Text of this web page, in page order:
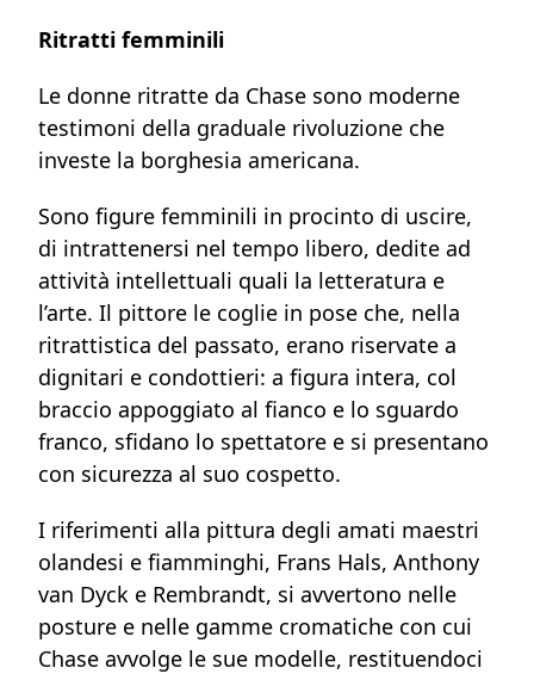
Ritratti femminili
Le donne ritratte da Chase sono moderne
testimoni della graduale rivoluzione che
investe la borghesia americana.
Sono figure femminili in procinto di uscire,
di intrattenersi nel tempo libero, dedite ad
attività intellettuali quali la letteratura e
l’arte. Il pittore le coglie in pose che, nella
ritrattistica del passato, erano riservate a
dignitari e condottieri: a figura intera, col
braccio appoggiato al fianco e lo sguardo
franco, sfidano lo spettatore e si presentano
con sicurezza al suo cospetto.
I riferimenti alla pittura degli amati maestri
olandesi e fiamminghi, Frans Hals, Anthony
van Dyck e Rembrandt, si avvertono nelle
posture e nelle gamme cromatiche con cui
Chase avvolge le sue modelle, restituendoci